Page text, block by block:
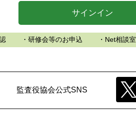
サインイン
・研修会等のお申込 ・Net相談室
監査役協会公式SNS